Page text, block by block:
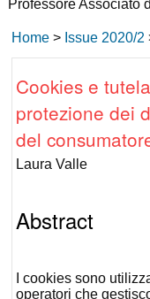
Professore Associato
Home > Issue 2020/2
Cookies e
protezione dei
del
Laura Valle
Abstract
Icookies sono
operatori che